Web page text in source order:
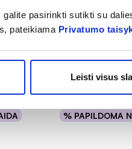
pasirinkti sutikti su
pateikiama Privatumo
Leisti visus
ECOSH maisto
VITAMINAS D3
90 kaps.
Įvertinimas 4.3 iš 5
% PAPILDOMA
Į krepšelį